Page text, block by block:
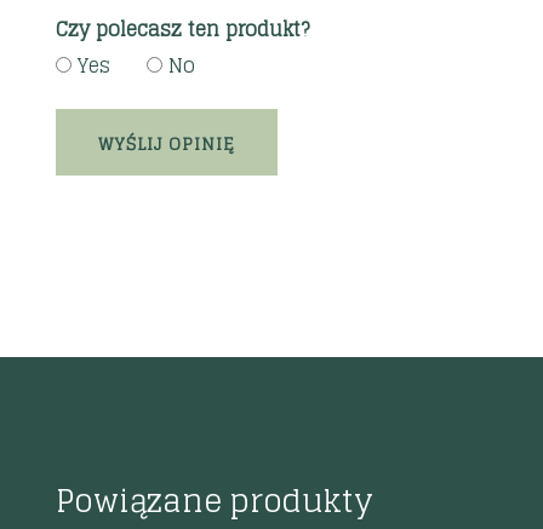
Czy polecasz ten produkt?
Yes
No
Powiązane produkty